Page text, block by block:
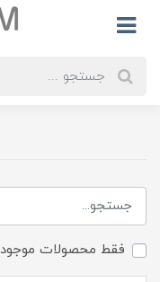
فقط محصولات موجود